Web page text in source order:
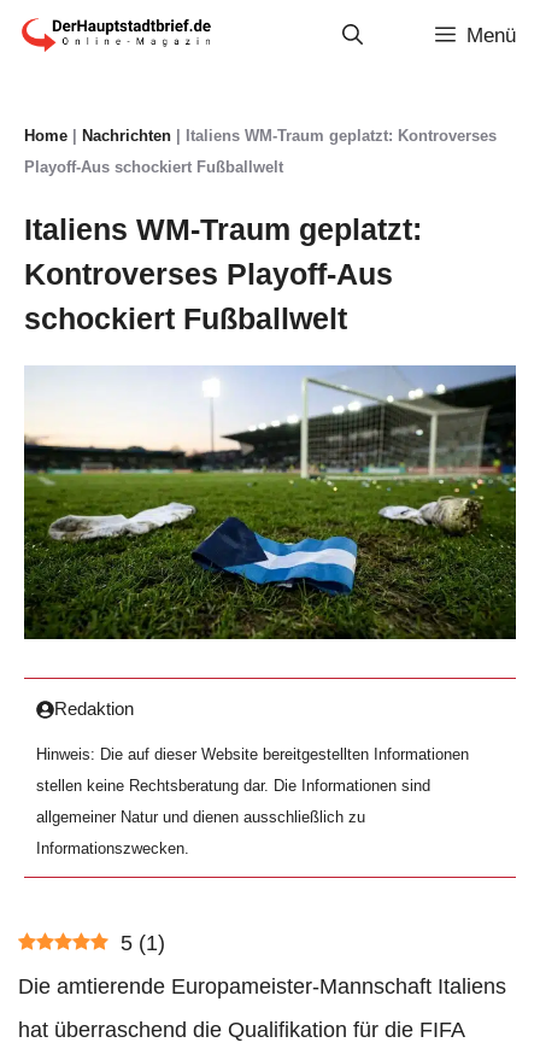
Zum
Menü
Home Nachrichten
Italiens WM-Traum geplatzt: Kontroverses
Playoff-Aus schockiert Fußballwelt
Italiens WM-Traum geplatzt:
Kontroverses Playoff-Aus
schockiert Fußballwelt
Redaktion
Hinweis: Die auf dieser Website bereitgestellten Informationen
stellen keine Rechtsberatung dar. Die Informationen sind
allgemeiner Natur und dienen ausschließlich zu
Informationszwecken.
5 (1)
Die amtierende Europameister-Mannschaft Italiens
hat überraschend die Qualifikation für die FIFA